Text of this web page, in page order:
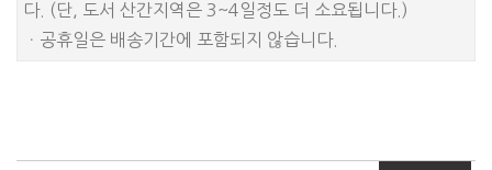
다. (단, 도서 산간지역은 3~4일정도 더 소요됩니다.)
ㆍ공휴일은 배송기간에 포함되지 않습니다.